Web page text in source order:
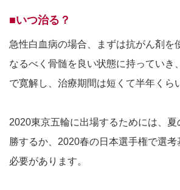
■いつ治る？
急性白血病の場合、まずは抗がん剤を
なるべく骨髄を良い状態に持っていき
で寛解し、治療期間は短くて半年くら
2020東京五輪に出場するためには、
勝するか、2020春の日本選手権で選考
必要があります。